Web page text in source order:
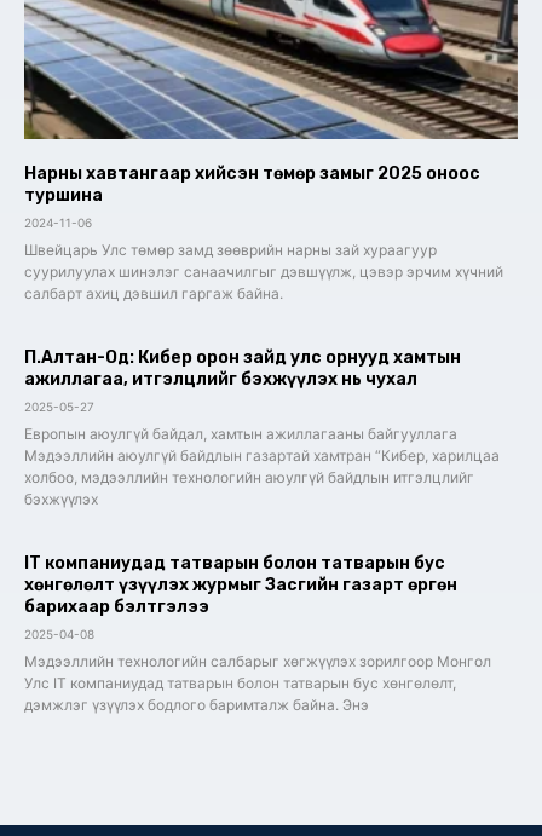
Нарны хавтангаар хийсэн төмөр замыг 2025 оноос
туршина
2024-11-06
Швейцарь Улс төмөр замд зөөврийн нарны зай хураагуур
суурилуулах шинэлэг санаачилгыг дэвшүүлж, цэвэр эрчим хүчний
салбарт ахиц дэвшил гаргаж байна.
П.Алтан-Од: Кибер орон зайд улс орнууд хамтын
ажиллагаа, итгэлцлийг бэхжүүлэх нь чухал
2025-05-27
Европын аюулгүй байдал, хамтын ажиллагааны байгууллага
Мэдээллийн аюулгүй байдлын газартай хамтран “Кибер, харилцаа
холбоо, мэдээллийн технологийн аюулгүй байдлын итгэлцлийг
бэхжүүлэх
IT компаниудад татварын болон татварын бус
хөнгөлөлт үзүүлэх журмыг Засгийн газарт өргөн
барихаар бэлтгэлээ
2025-04-08
Мэдээллийн технологийн салбарыг хөгжүүлэх зорилгоор Монгол
Улс IT компаниудад татварын болон татварын бус хөнгөлөлт,
дэмжлэг үзүүлэх бодлого баримталж байна. Энэ